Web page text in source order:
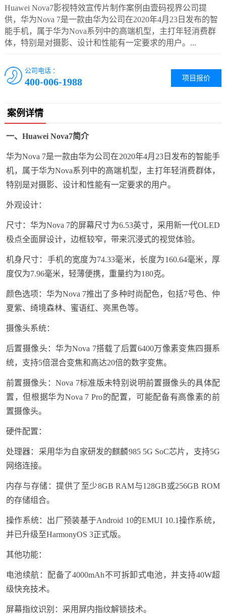
Huawei Nova7影视特效宣传片制作案例由壹码视界公司提
供，华为Nova 7是一款由华为公司在2020年4月23日发布的智
能手机，属于华为Nova系列中的高端机型，主打年轻消费群
体，特别是对摄影、设计和性能有一定要求的用户。...
项目报价
公司电话 ：
400-006-1988
案例详情
一、Huawei Nova7简介
华为Nova 7是一款由华为公司在2020年4月23日发布的智能手
机，属于华为Nova系列中的高端机型，主打年轻消费群体，
特别是对摄影、设计和性能有一定要求的用户。
外观设计：
尺寸：华为Nova 7的屏幕尺寸为6.53英寸，采用新一代OLED
极点全面屏设计，边框较窄，带来沉浸式的视觉体验。
机身尺寸：手机的宽度为74.33毫米，长度为160.64毫米，厚
度仅为7.96毫米，轻薄便携，重量约为180克。
颜色选项：华为Nova 7推出了多种时尚配色，包括7号色、仲
夏紫、绮境森林、蜜语红、亮黑色等。
摄像头系统：
后置摄像头：华为Nova 7搭载了后置6400万像素变焦四摄系
统，支持5倍混合变焦和高达20倍的数字变焦。
前置摄像头：Nova 7标准版未特别说明前置摄像头的具体配
置，但根据华为Nova 7 Pro的配置，可能配备有高像素的前
置摄像头。
硬件配置：
处理器：采用华为自家研发的麒麟985 5G SoC芯片，支持5G
网络连接。
内存与存储：提供了至少8GB RAM与128GB或256GB ROM
的存储组合。
操作系统：出厂预装基于Android 10的EMUI 10.1操作系统，
并已升级至HarmonyOS 3正式版。
其他功能：
电池续航：配备了4000mAh不可拆卸式电池，并支持40W超
级快充技术。
屏幕指纹识别：采用屏内指纹解锁技术。